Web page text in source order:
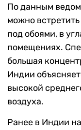
По данным
можно
под обоями, в
помещениях.
большая
Индии
высокой
воздуха.
Ранее в Индии